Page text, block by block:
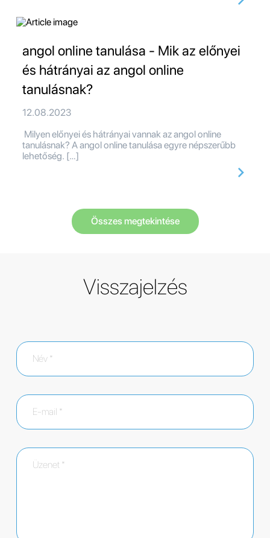
angol online tanulása - Mik az előnyei
és hátrányai az angol online
tanulásnak?
12.08.2023
Milyen előnyei és hátrányai vannak az angol online
tanulásnak? A angol online tanulása egyre népszerűbb
lehetőség. […]
Összes megtekintése
Visszajelzés